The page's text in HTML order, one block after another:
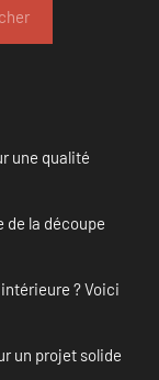
une qualité
de la découpe
? Voici
un projet solide